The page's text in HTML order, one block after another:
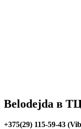
Belodejda в
+375(29) 115-59-43